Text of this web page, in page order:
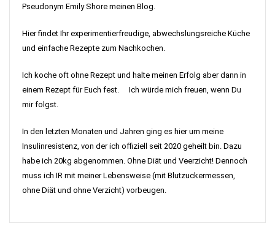
Pseudonym Emily Shore meinen Blog.
Hier findet Ihr experimentierfreudige, abwechslungsreiche Küche
und einfache Rezepte zum Nachkochen.
Ich koche oft ohne Rezept und halte meinen Erfolg aber dann in
einem Rezept für Euch fest. Ich würde mich freuen, wenn Du
mir folgst.
In den letzten Monaten und Jahren ging es hier um meine
Insulinresistenz, von der ich offiziell seit 2020 geheilt bin. Dazu
habe ich 20kg abgenommen. Ohne Diät und Veerzicht! Dennoch
muss ich IR mit meiner Lebensweise (mit Blutzuckermessen,
ohne Diät und ohne Verzicht) vorbeugen.